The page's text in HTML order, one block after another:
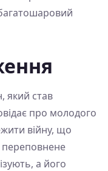
який став
про молодого
війну, що
переповнене
а його